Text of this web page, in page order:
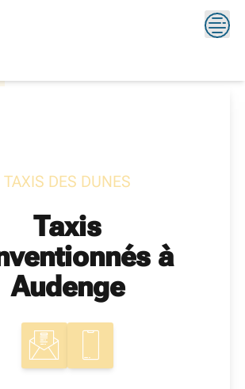
TAXIS DES DUNES
Taxis
à
Audenge